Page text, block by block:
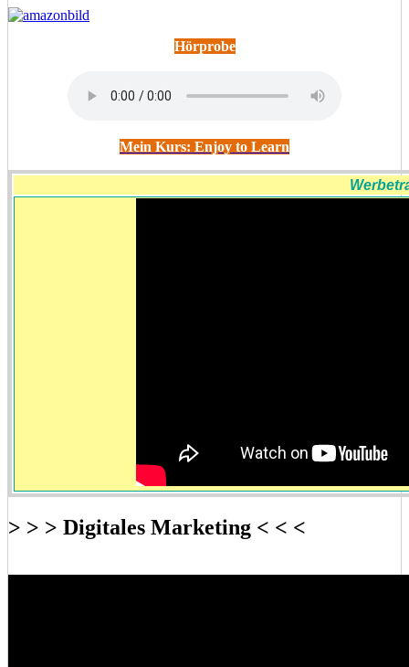
Hörprobe
Mein Kurs: Enjoy to Learn
> > > Digitales Marketing < < <